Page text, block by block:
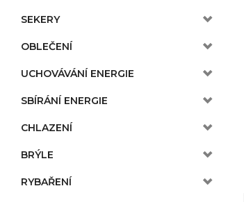
SEKERY
OBLEČENÍ
UCHOVÁVÁNÍ ENERGIE
SBÍRÁNÍ ENERGIE
CHLAZENÍ
BRÝLE
RYBAŘENÍ